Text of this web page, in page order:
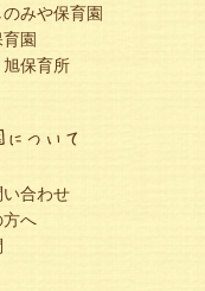
みや保育園
園
保育所
ついて
い合わせ
へ